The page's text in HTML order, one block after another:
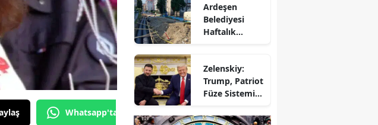
Edirne
Elazığ
Erzincan
Erzurum
Eskişehir
Whatsapp'tan Gönder
Seferberliği
Ardeşen
Belediyesi
Haftalık
Paylaştı:
Çalışmalar İlçe
Genelinde
Sürüyor
Zelenskiy:
Trump, Patriot
Füze Sistemi
Verdi!